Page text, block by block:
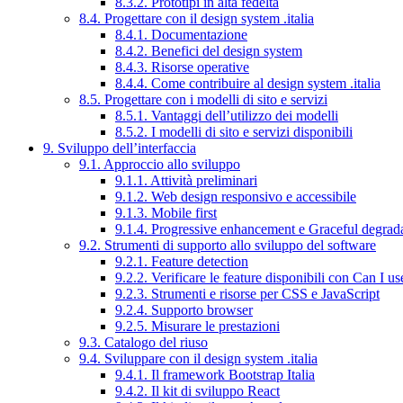
8.4. Progettare con il design system .italia
8.4.1. Documentazione
8.4.2. Benefici del design system
8.4.3. Risorse operative
8.4.4. Come contribuire al design system .italia
8.5. Progettare con i modelli di sito e servizi
8.5.1. Vantaggi dell’utilizzo dei modelli
8.5.2. I modelli di sito e servizi disponibili
9. Sviluppo dell’interfaccia
9.1. Approccio allo sviluppo
9.1.1. Attività preliminari
9.1.2. Web design responsivo e accessibile
9.1.3. Mobile first
9.1.4. Progressive enhancement e Graceful
9.2. Strumenti di supporto allo sviluppo del software
9.2.1. Feature detection
9.2.2. Verificare le feature disponibili con Can I
9.2.3. Strumenti e risorse per CSS e JavaScript
9.2.4. Supporto browser
9.2.5. Misurare le prestazioni
9.3. Catalogo del riuso
9.4. Sviluppare con il design system .italia
9.4.1. Il framework Bootstrap Italia
9.4.2. Il kit di sviluppo React